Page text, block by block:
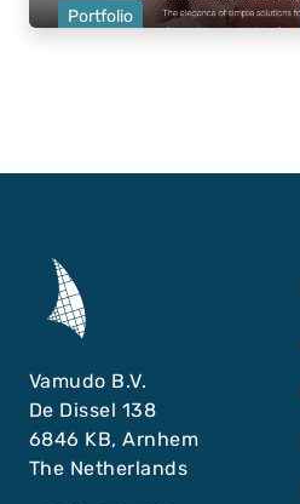
Portfolio
Vamudo B.V.
De Dissel 138
6846 KB, Arnhem
The Netherlands